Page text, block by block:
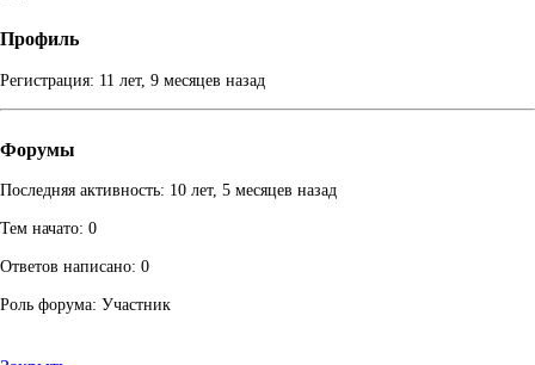
Профиль
Регистрация: 11 лет, 9 месяцев назад
Форумы
Последняя активность: 10 лет, 5 месяцев назад
Тем начато: 0
Ответов написано: 0
Роль форума: Участник